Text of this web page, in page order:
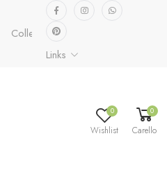
Collezione speciale già disponibile.
Links
0
Wishlist
0
Carello